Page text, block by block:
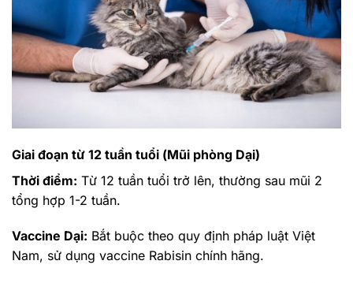
Giai đoạn từ 12 tuần tuổi (Mũi phòng Dại)
Thời điểm: Từ 12 tuần tuổi trở lên, thường sau mũi 2
tổng hợp 1-2 tuần.
Vaccine Dại: Bắt buộc theo quy định pháp luật Việt
Nam, sử dụng vaccine Rabisin chính hãng.